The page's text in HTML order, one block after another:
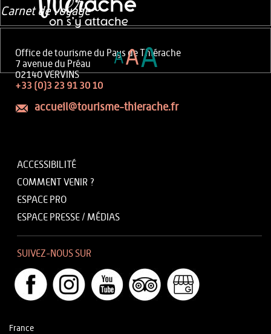
Office de tourisme du Pays de Thiérache
7 avenue du Préau
02140 VERVINS
+33 (0)3 23 91 30 10
accueil@tourisme-thierache.fr
ACCESSIBILITÉ
COMMENT VENIR ?
ESPACE PRO
ESPACE PRESSE / MÉDIAS
SUIVEZ-NOUS SUR
France
Carnet de voyage
AAA